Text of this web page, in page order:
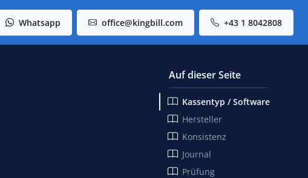
Whatsapp office@kingbill.com +43 1 8042808
Auf dieser Seite
Kassentyp / Software
Hersteller
Konsistenz
Journal
Prüfung